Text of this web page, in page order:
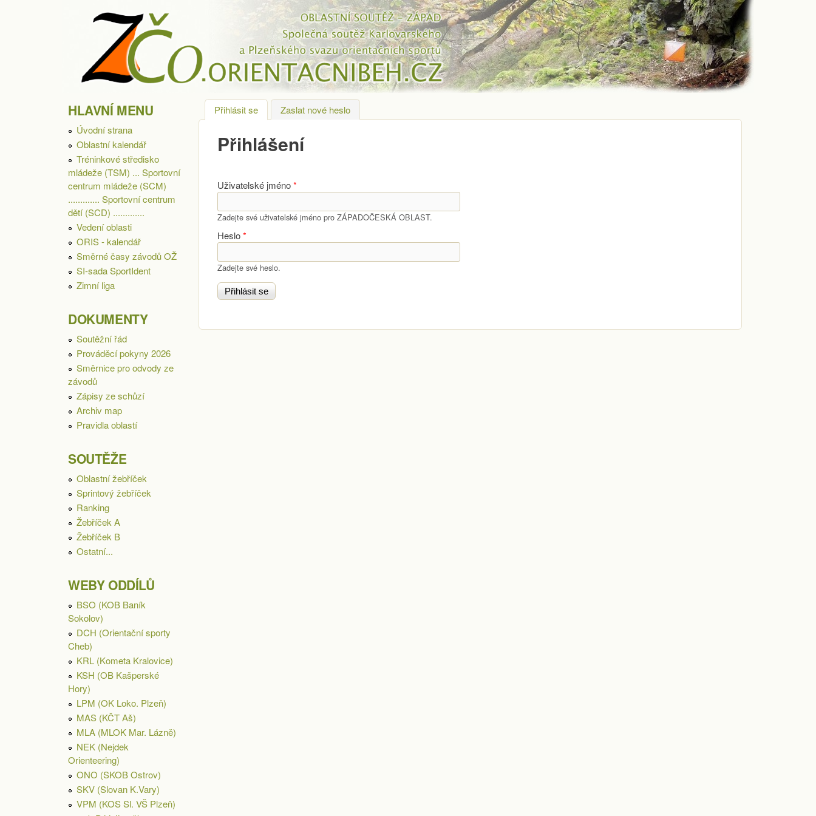
Přejít k hlavnímu obsahu
ZÁPADOČESKÁ
OBLAST Přihlásit se (aktivní záložka)
Zaslat nové heslo
Přihlášení
Uživatelské jméno*
Zadejte své uživatelské jméno pro ZÁPADOČESKÁ OBLAST.
Heslo*
Zadejte své heslo.
HLAVNÍ MENU
Úvodní strana
Oblastní kalendář
Tréninkové středisko
mládeže (TSM) ... Sportovní
centrum mládeže (SCM)
............. Sportovní centrum
dětí (SCD) .............
Vedení oblasti
ORIS - kalendář
Směrné časy závodů OŽ
SI-sada SportIdent
Zimní liga
DOKUMENTY
Soutěžní řád
Prováděcí pokyny 2026
Směrnice pro odvody ze
závodů
Zápisy ze schůzí
Archiv map
Pravidla oblastí
SOUTĚŽE
Oblastní žebříček
Sprintový žebříček
Ranking
Žebříček A
Žebříček B
Ostatní...
WEBY ODDÍLŮ
BSO (KOB Baník
Sokolov)
DCH (Orientační sporty
Cheb)
KRL (Kometa Kralovice)
KSH (OB Kašperské
Hory)
LPM (OK Loko. Plzeň)
MAS (KČT Aš)
MLA (MLOK Mar. Lázně)
NEK (Nejdek
Orienteering)
ONO (SKOB Ostrov)
SKV (Slovan K.Vary)
VPM (KOS Sl. VŠ Plzeň)